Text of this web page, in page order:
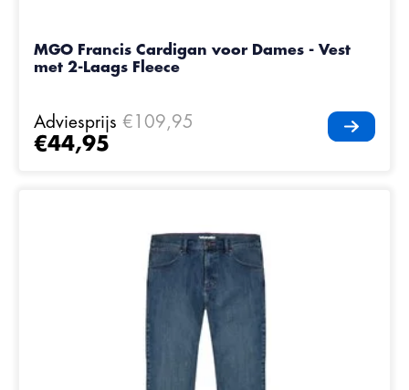
MGO Francis Cardigan voor Dames - Vest
met 2-Laags Fleece
Adviesprijs €109,95
€44,95